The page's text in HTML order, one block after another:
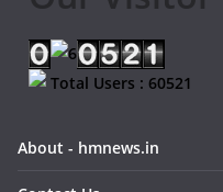
Total Users : 60521
About - hmnews.in